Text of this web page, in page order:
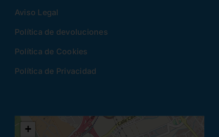
Aviso Legal
Política de devoluciones
Política de Cookies
Política de Privacidad
+